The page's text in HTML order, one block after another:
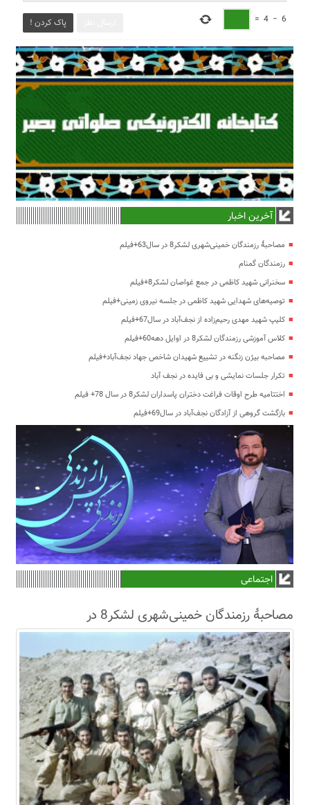
پاک کردن ! 6
−
4
=
آخرین اخبار
مصاحبۀ رزمندگان خمینی‌شهری لشکر8 در سال63+فیلم
رزمندگان گمنام
سخنرانی شهید کاظمی در جمع غواصان لشکر8+فیلم
توصیه‌های شهدایی شهید کاظمی در جلسه نیروی زمینی+فیلم
کلیپ شهید مهدی رحیم‌زاده از نجف‌آباد در سال67+فیلم
کلاس آموزشی رزمندگان لشکر8 در اوایل دهه60+فیلم
مصاحبه بیژن زنگنه در تشییع شهیدان شاخص جهاد نجف‌آباد+فیلم
تکرار جلسات نمایشی و بی فایده در نجف آباد
اختتامیه طرح اوقات فراغت دختران پاسداران لشکر8 در سال 78+ فیلم
بازگشت گروهی از آزادگان نجف‌آباد در سال69+فیلم
اجتماعی
مصاحبۀ رزمندگان خمینی‌شهری لشکر8 در
سال63+فیلم